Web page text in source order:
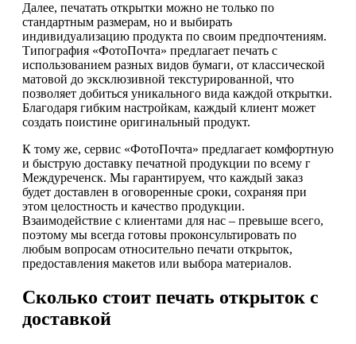
Далее, печатать открытки можно не только по
стандартным размерам, но и выбирать
индивидуализацию продукта по своим предпочтениям.
Типография «ФотоПочта» предлагает печать с
использованием разных видов бумаги, от классической
матовой до эксклюзивной текстурированной, что
позволяет добиться уникального вида каждой открытки.
Благодаря гибким настройкам, каждый клиент может
создать поистине оригинальный продукт.
К тому же, сервис «ФотоПочта» предлагает комфортную
и быструю доставку печатной продукции по всему г
Междуреченск. Мы гарантируем, что каждый заказ
будет доставлен в оговоренные сроки, сохраняя при
этом целостность и качество продукции.
Взаимодействие с клиентами для нас – превыше всего,
поэтому мы всегда готовы проконсультировать по
любым вопросам относительно печати открыток,
предоставления макетов или выбора материалов.
Сколько стоит печать открыток с
доставкой